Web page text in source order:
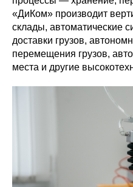
«ДиКом» производит
склады, автоматические
доставки грузов,
перемещения грузов,
места и другие